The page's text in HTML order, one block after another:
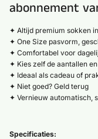
abonnement
✦ Altijd premium sokken
✦ One Size pasvorm,
✦ Comfortabel voor
✦ Kies zelf de aantallen
✦ Ideaal als cadeau of
✦ Niet goed? Geld terug
✦ Vernieuw automatisch,
Specificaties: